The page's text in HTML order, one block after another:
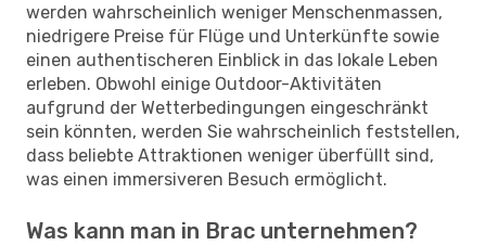
werden wahrscheinlich weniger Menschenmassen,
niedrigere Preise für Flüge und Unterkünfte sowie
einen authentischeren Einblick in das lokale Leben
erleben. Obwohl einige Outdoor-Aktivitäten
aufgrund der Wetterbedingungen eingeschränkt
sein könnten, werden Sie wahrscheinlich feststellen,
dass beliebte Attraktionen weniger überfüllt sind,
was einen immersiveren Besuch ermöglicht.
Was kann man in Brac unternehmen?